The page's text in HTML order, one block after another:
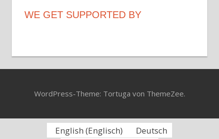
WE GET SUPPORTED BY
WordPress-Theme: Tortuga von ThemeZee.
English (Englisch) Deutsch